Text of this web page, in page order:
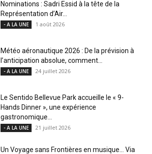
Nominations : Sadri Essid à la tête de la
Représentation d’Air...
- A LA UNE 1 août 2026
Météo aéronautique 2026 : De la prévision à
l’anticipation absolue, comment...
- A LA UNE 24 juillet 2026
Le Sentido Bellevue Park accueille le « 9-
Hands Dinner », une expérience
gastronomique...
- A LA UNE 21 juillet 2026
Un Voyage sans Frontières en musique… Via